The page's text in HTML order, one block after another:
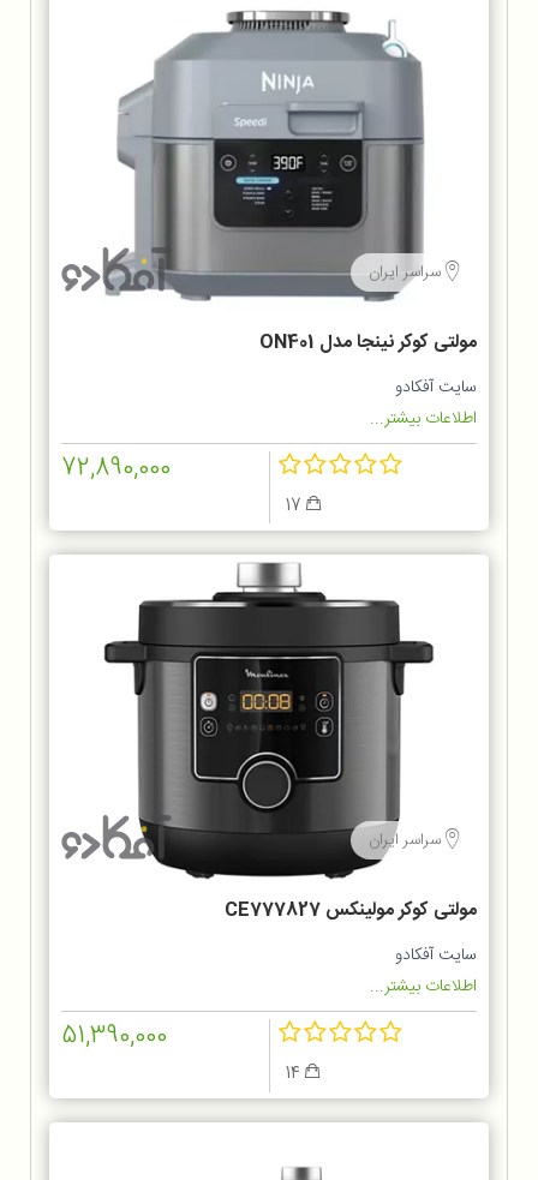
سراسر ایران
مولتی کوکر نینجا مدل ON401
سایت آفکادو
اطلاعات بیشتر...
72,890,000
سراسر ایران
مولتی کوکر مولینکس CE777827
سایت آفکادو
اطلاعات بیشتر...
51,390,000